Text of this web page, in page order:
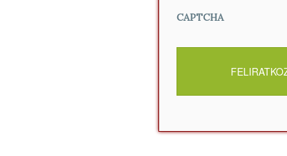
CAPTCHA